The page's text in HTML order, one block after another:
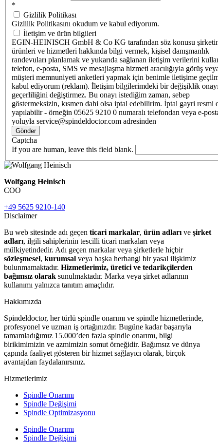
*
Gizlilik Politikası
Gizlilik Politikasını okudum ve kabul ediyorum.
İletişim ve ürün bilgileri
EGIN-HEINISCH GmbH & Co KG tarafından söz konusu
ürünleri ve hizmetleri hakkında bilgi vermek, kişisel danışmanlık
randevuları planlamak ve yukarıda sağlanan iletişim verilerini
telefon, e-posta, SMS ve mesajlaşma hizmeti aracılığıyla görüş
müşteri memnuniyeti anketleri yapmak için benimle iletişime
kabul ediyorum (reklam). İletişim bilgilerimdeki bir değişiklik
geçerliliğini değiştirmez. Bu onayı istediğim zaman, sebep
göstermeksizin, kısmen dahi olsa iptal edebilirim. İptal gayri resmi
yapılabilir - örneğin 05625 9210 0 numaralı telefondan veya e-
yoluyla service@spindeldoctor.com adresinden
Gönder
Captcha
If you are human, leave this field blank.
Wolfgang Heinisch
COO
+49 5625 9210-140
Disclaimer
Bu web sitesinde adı geçen ticari markalar, ürün adları ve şirket
adları, ilgili sahiplerinin tescilli ticari markaları veya
mülkiyetindedir. Adı geçen markalar veya şirketlerle hiçbir
sözleşmesel, kurumsal veya başka herhangi bir yasal ilişkimiz
bulunmamaktadır. Hizmetlerimiz, üretici ve tedarikçilerden
bağımsız olarak sunulmaktadır. Marka veya şirket adlarının
kullanımı yalnızca tanıtım amaçlıdır.
Hakkımızda
Spindeldoctor, her türlü spindle onarımı ve spindle hizmetlerinde,
profesyonel ve uzman iş ortağınızdır. Bugüne kadar başarıyla
tamamladığımız 15.000’den fazla spindle onarımı, bilgi
birikimimizin ve azmimizin somut örneğidir. Bağımsız ve dünya
çapında faaliyet gösteren bir hizmet sağlayıcı olarak, birçok
avantajdan faydalanırsınız.
Hizmetlerimiz
Spindle Onarımı
Spindle Değişimi
Spindle Optimizasyonu
Spindle Onarımı
Spindle Değişimi